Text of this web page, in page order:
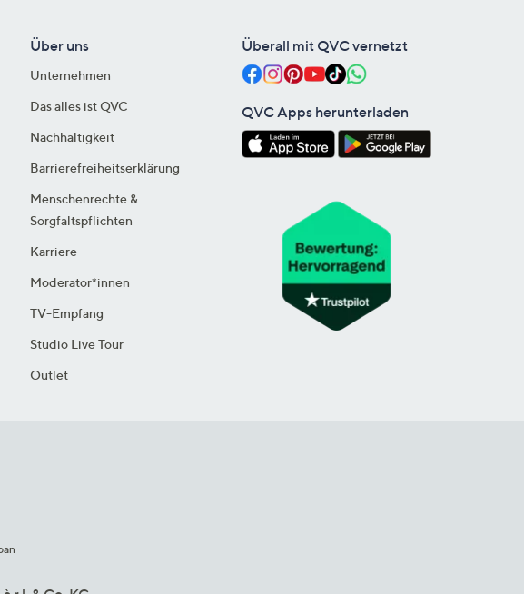
Über uns
Unternehmen
Das alles ist QVC
Nachhaltigkeit
Barrierefreiheitserklärung
Menschenrechte &
Sorgfaltspflichten
Karriere
Moderator*innen
TV-Empfang
Studio Live Tour
Outlet
Überall mit QVC vernetzt
QVC Apps herunterladen